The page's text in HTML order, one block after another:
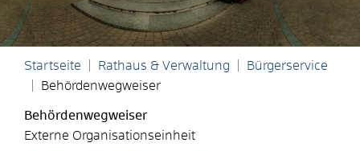
Startseite Rathaus & Verwaltung
Bürgerservice
Behördenwegweiser
Behördenwegweiser
Externe Organisationseinheit